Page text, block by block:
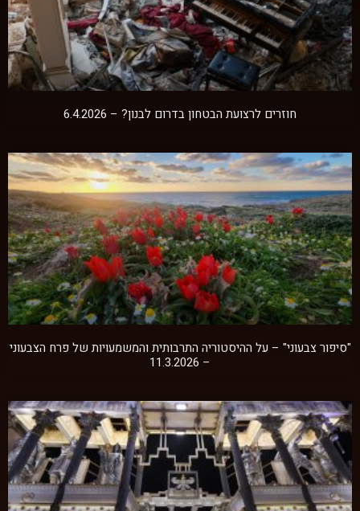
חוזרים לרצועת הבטחון בדרום לבנון? – 6.4.2026
"סיפור צבעוני" – על ההיסטוריה התרבותית והמשמעויות של פרח הצבעוני
– 11.3.2026